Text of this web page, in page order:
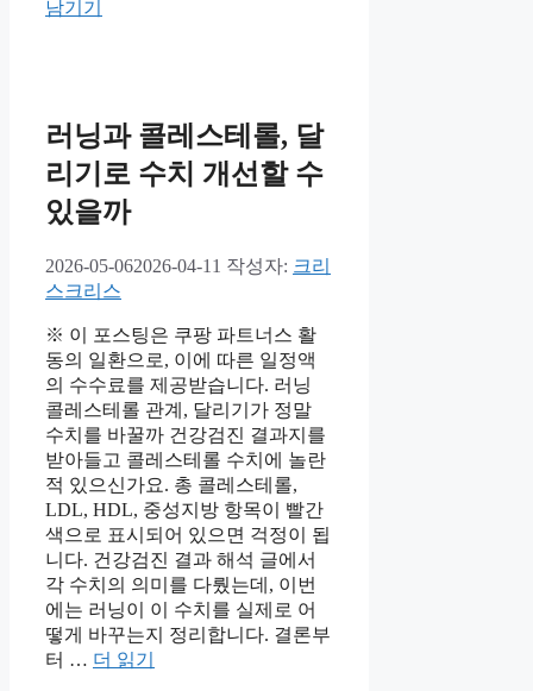
남기기
러닝과 콜레스테롤, 달
리기로 수치 개선할 수
있을까
2026-05-062026-04-11 작성자: 크리
스크리스
※ 이 포스팅은 쿠팡 파트너스 활
동의 일환으로, 이에 따른 일정액
의 수수료를 제공받습니다. 러닝
콜레스테롤 관계, 달리기가 정말
수치를 바꿀까 건강검진 결과지를
받아들고 콜레스테롤 수치에 놀란
적 있으신가요. 총 콜레스테롤,
LDL, HDL, 중성지방 항목이 빨간
색으로 표시되어 있으면 걱정이 됩
니다. 건강검진 결과 해석 글에서
각 수치의 의미를 다뤘는데, 이번
에는 러닝이 이 수치를 실제로 어
떻게 바꾸는지 정리합니다. 결론부
터 … 더 읽기